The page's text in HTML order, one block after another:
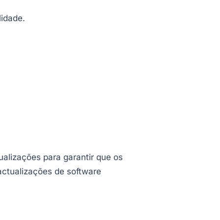
para garantir que os
de software